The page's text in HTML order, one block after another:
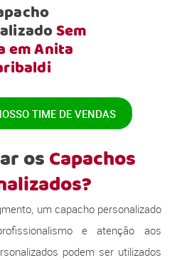
Sem
em Anita
TIME DE VENDAS
osCapachos
um capacho personalizado
e atenção aos
podem ser utilizados